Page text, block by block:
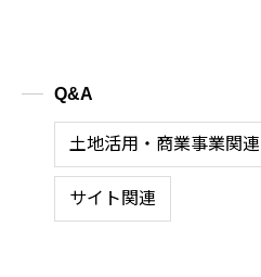
Q&A
土地活用・商業事業関連
サイト関連